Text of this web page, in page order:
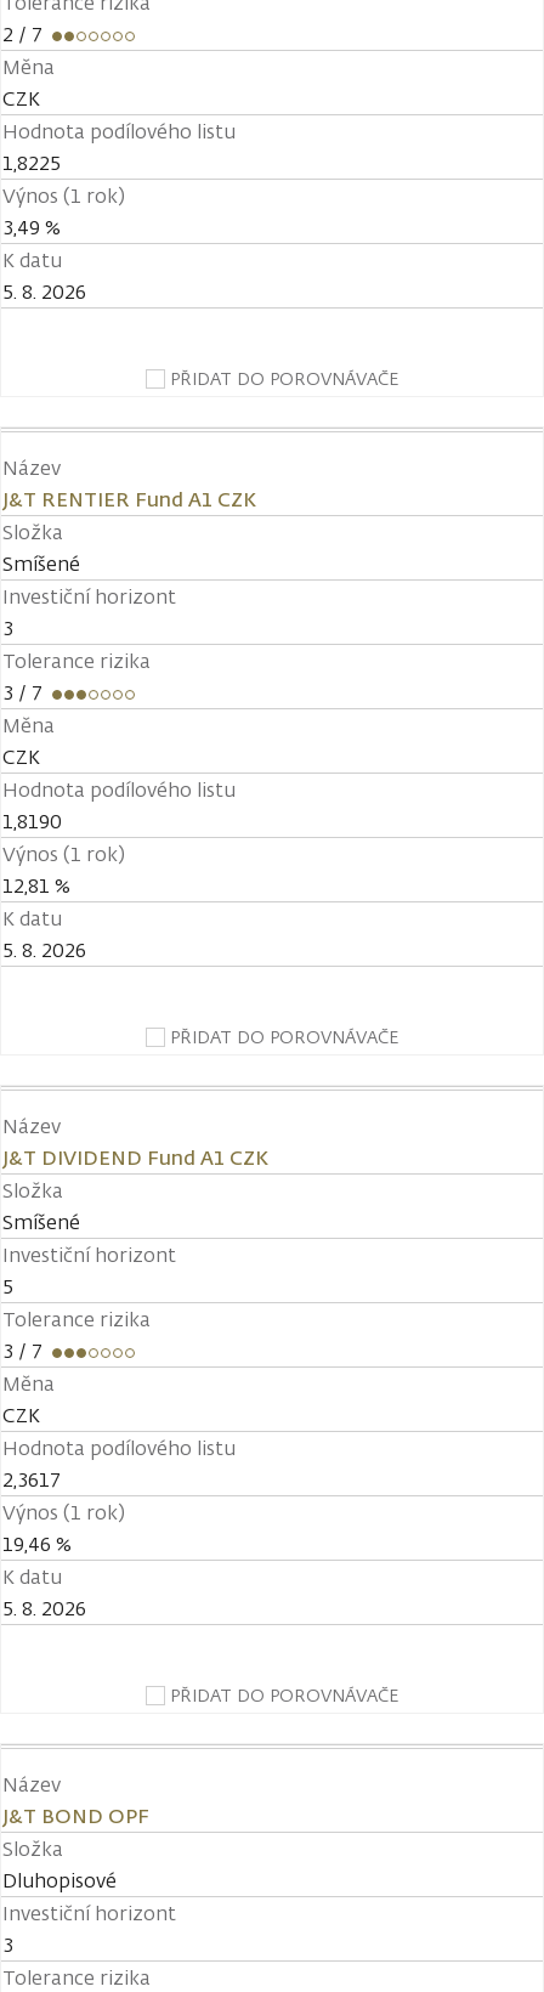
2 / 7
Měna
CZK
Hodnota podílového listu
1,8225
Výnos (1 rok)
3,49 %
K datu
5. 8. 2026
PŘIDAT DO POROVNÁVAČE
Název
J&T RENTIER Fund A1 CZK
Složka
Smíšené
Investiční horizont
3
Tolerance rizika
3 / 7
Měna
CZK
Hodnota podílového listu
1,8190
Výnos (1 rok)
12,81 %
K datu
5. 8. 2026
PŘIDAT DO POROVNÁVAČE
Název
J&T DIVIDEND Fund A1 CZK
Složka
Smíšené
Investiční horizont
5
Tolerance rizika
3 / 7
Měna
CZK
Hodnota podílového listu
2,3617
Výnos (1 rok)
19,46 %
K datu
5. 8. 2026
PŘIDAT DO POROVNÁVAČE
Název
J&T BOND OPF
Složka
Dluhopisové
Investiční horizont
3
Tolerance rizika